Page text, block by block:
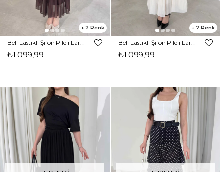
2
₺1.099,99
2
Beli Lastikli Şifon Pileli Larn Ekru Kadın Etek 26Y087
₺1.099,99